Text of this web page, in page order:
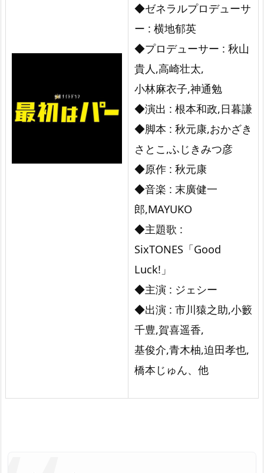
◆ゼネラルプロデューサ
ー : 横地郁英
◆プロデューサー : 秋山
貴人,高崎壮太,
小林麻衣子,神通勉
◆演出 : 根本和政,日暮謙
◆脚本 : 秋元康,おかざき
さとこ,ふじきみつ彦
◆原作 : 秋元康
◆音楽 : 末廣健一
郎,MAYUKO
◆主題歌 :
SixTONES「Good
Luck!」
◆主演 : ジェシー
◆出演 : 市川猿之助,小籔
千豊,賀喜遥香,
基俊介,青木柚,迫田孝也,
橋本じゅん、他